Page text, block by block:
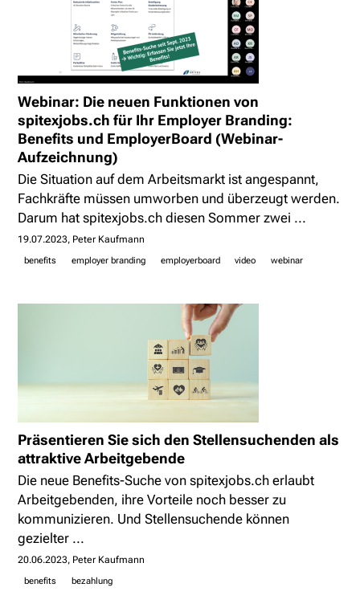
Webinar: Die neuen Funktionen von
spitexjobs.ch für Ihr Employer Branding:
Benefits und EmployerBoard (Webinar-
Aufzeichnung)
Die Situation auf dem Arbeitsmarkt ist angespannt,
Fachkräfte müssen umworben und überzeugt werden.
Darum hat spitexjobs.ch diesen Sommer zwei ...
19.07.2023 Peter Kaufmann
benefits employer branding employerboard video webinar
Präsentieren Sie sich den Stellensuchenden als
attraktive Arbeitgebende
Die neue Benefits-Suche von spitexjobs.ch erlaubt
Arbeitgebenden, ihre Vorteile noch besser zu
kommunizieren. Und Stellensuchende können
gezielter ...
20.06.2023 Peter Kaufmann
benefits bezahlung